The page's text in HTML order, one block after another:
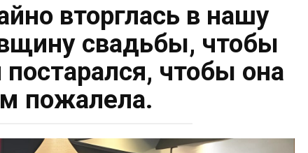
вторглась в нашу
свадьбы, чтобы
постарался, чтобы она
пожалела.